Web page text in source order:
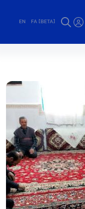
FA [BETA]
EN